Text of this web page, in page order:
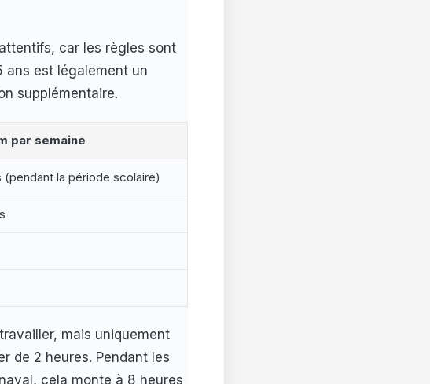
car les règles sont
ans est légalement un
supplémentaire.
par semaine
(pendant la période scolaire)
mais uniquement
de 2 heures. Pendant les
cela monte à 8 heures